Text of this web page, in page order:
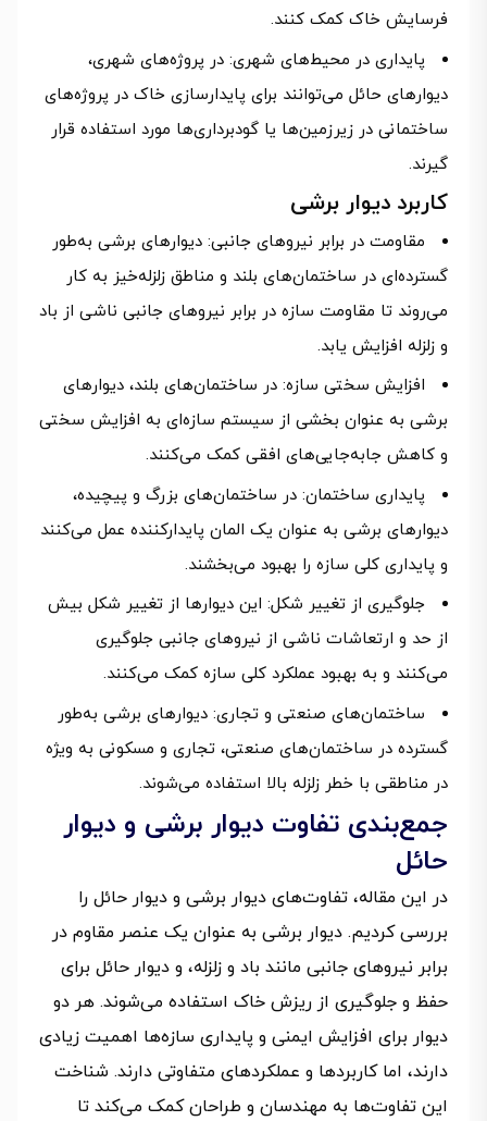
فرسایش خاک کمک کنند.
پایداری در محیط‌های شهری: در پروژه‌های شهری،
دیوارهای حائل می‌توانند برای پایدارسازی خاک در پروژه‌های
ساختمانی در زیرزمین‌ها یا گودبرداری‌ها مورد استفاده قرار
گیرند.
کاربرد دیوار برشی
مقاومت در برابر نیروهای جانبی: دیوارهای برشی به‌طور
گسترده‌ای در ساختمان‌های بلند و مناطق زلزله‌خیز به کار
می‌روند تا مقاومت سازه در برابر نیروهای جانبی ناشی از باد
و زلزله افزایش یابد.
افزایش سختی سازه: در ساختمان‌های بلند، دیوارهای
برشی به عنوان بخشی از سیستم سازه‌ای به افزایش سختی
و کاهش جابه‌جایی‌های افقی کمک می‌کنند.
پایداری ساختمان: در ساختمان‌های بزرگ و پیچیده،
دیوارهای برشی به عنوان یک المان پایدارکننده عمل می‌کنند
و پایداری کلی سازه را بهبود می‌بخشند.
جلوگیری از تغییر شکل: این دیوارها از تغییر شکل بیش
از حد و ارتعاشات ناشی از نیروهای جانبی جلوگیری
می‌کنند و به بهبود عملکرد کلی سازه کمک می‌کنند.
ساختمان‌های صنعتی و تجاری: دیوارهای برشی به‌طور
گسترده در ساختمان‌های صنعتی، تجاری و مسکونی به ویژه
در مناطقی با خطر زلزله بالا استفاده می‌شوند.
جمع‌بندی تفاوت دیوار برشی و دیوار
حائل
در این مقاله، تفاوت‌های دیوار برشی و دیوار حائل را
بررسی کردیم. دیوار برشی به عنوان یک عنصر مقاوم در
برابر نیروهای جانبی مانند باد و زلزله، و دیوار حائل برای
حفظ و جلوگیری از ریزش خاک استفاده می‌شوند. هر دو
دیوار برای افزایش ایمنی و پایداری سازه‌ها اهمیت زیادی
دارند، اما کاربردها و عملکردهای متفاوتی دارند. شناخت
این تفاوت‌ها به مهندسان و طراحان کمک می‌کند تا